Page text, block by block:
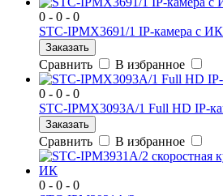
0 - 0 - 0
STC-IPMX3691/1 IP-камера с ИК
Заказать
Сравнить В избранное
0 - 0 - 0
STC-IPMX3093A/1 Full HD IP-
Заказать
Сравнить В избранное
0 - 0 - 0